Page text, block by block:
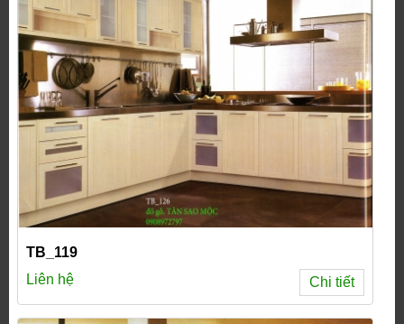
TB_119
Liên hệ
Chi tiết